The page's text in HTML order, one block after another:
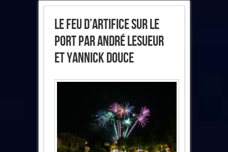
Le Feu D’Artifice Sur Le
Port Par André Lesueur
Et Yannick Douce